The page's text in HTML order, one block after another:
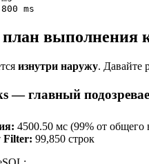
выполнения
изнутри наружу. Давайте
— главный
4500.50 мс (99% от общего
Filter: 99,850 строк